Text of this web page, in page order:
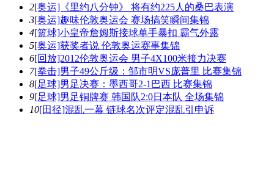
2[奥运]《里约八分钟》 将有约225人的桑巴表演
3[奥运]趣味伦敦奥运会 赛场搞笑瞬间集锦
4[篮球]小皇帝詹姆斯接球单手暴扣 霸气外露
5[奥运]获奖者说 伦敦奥运赛事集锦
6[回放]2012伦敦奥运会 男子4X100米接力决赛
7[拳击]男子49公斤级：邹市明VS庞普里 比赛集锦
8[足球]男足决赛：墨西哥2-1巴西 比赛集锦
9[足球]男足铜牌赛 韩国队2:0日本队 全场集锦
10[田径]混乱一幕 链球名次评定混乱引申诉